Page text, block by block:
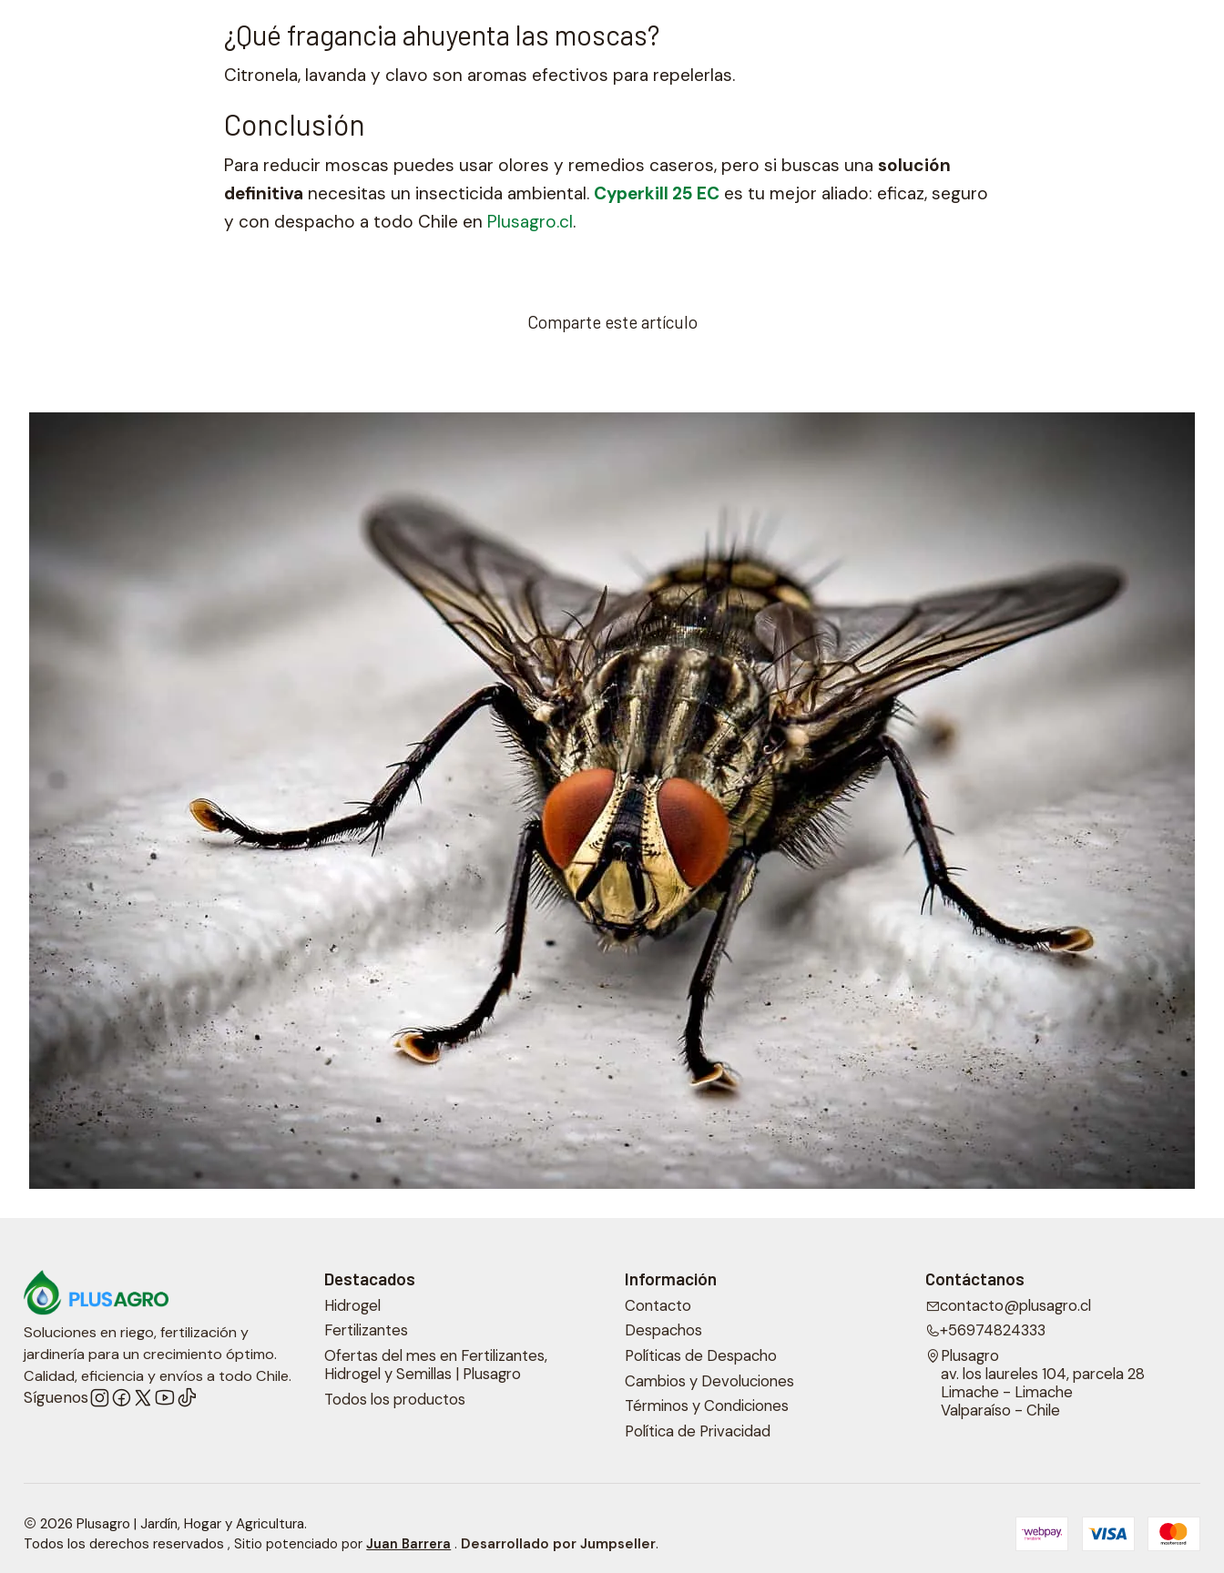
¿Qué fragancia ahuyenta las moscas?
Citronela, lavanda y clavo son aromas efectivos para repelerlas.
Conclusión
Para reducir moscas puedes usar olores y remedios caseros, pero si buscas unasolución
definitiva necesitas un insecticida ambiental. Cyperkill 25 EC es tu mejor aliado: eficaz, seguro
y con despacho a todo Chile en Plusagro.cl.
Comparte este artículo
Soluciones en riego, fertilización y
jardinería para un crecimiento óptimo.
Calidad, eficiencia y envíos a todo Chile.
Síguenos
Destacados
Hidrogel
Fertilizantes
Ofertas del mes en Fertilizantes,
Hidrogel y Semillas | Plusagro
Todos los productos
Información
Contacto
Despachos
Políticas de Despacho
Cambios y Devoluciones
Términos y Condiciones
Política de Privacidad
Contáctanos
contacto@plusagro.cl
+56974824333
Plusagro
av. los laureles 104, parcela 28
Limache - Limache
Valparaíso - Chile
2026 Plusagro | Jardín, Hogar y Agricultura.
Todos los derechos reservados , Sitio potenciado porJuan Barrera . Desarrollado por Jumpseller.